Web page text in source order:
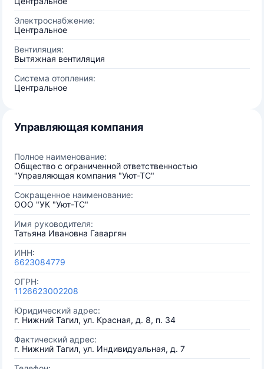
Электроснабжение:
Центральное
Вентиляция:
Вытяжная вентиляция
Система отопления:
Центральное
Управляющая компания
Полное наименование:
Общество с ограниченной ответственностью
"Управляющая компания "Уют-ТС"
Сокращенное наименование:
ООО "УК "Уют-ТС"
Имя руководителя:
Татьяна Ивановна Гаваргян
ИНН:
6623084779
ОГРН:
1126623002208
Юридический адрес:
г. Нижний Тагил, ул. Красная, д. 8, п. 34
Фактический адрес:
г. Нижний Тагил, ул. Индивидуальная, д. 7